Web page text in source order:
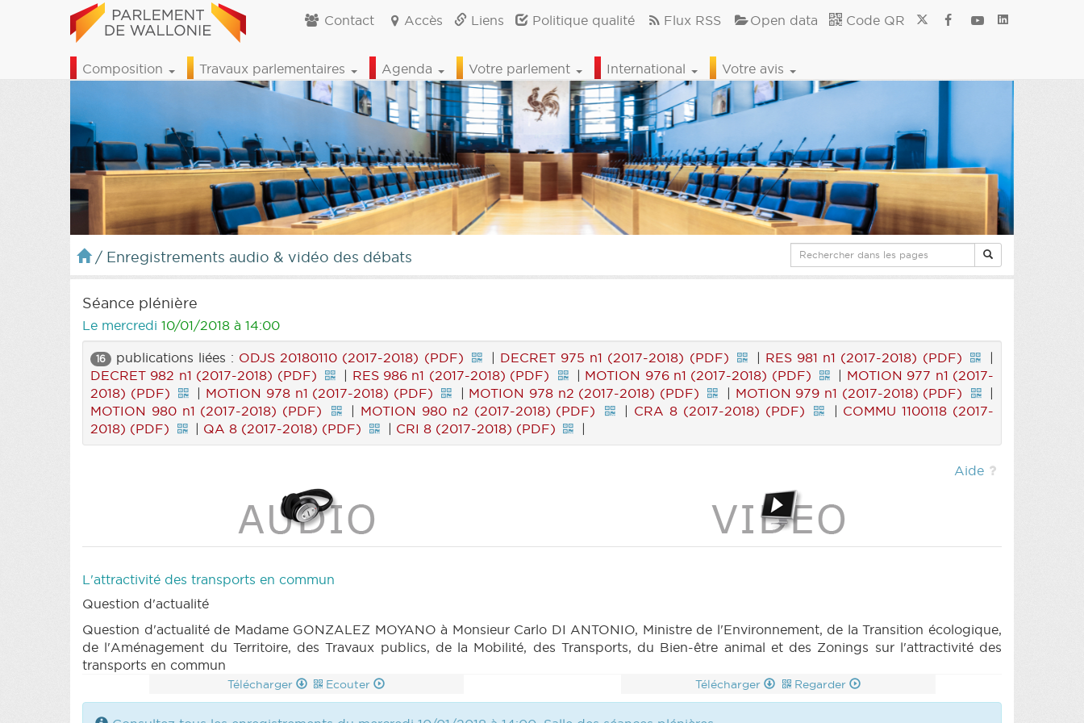
Contact Accès Liens Politique qualité Flux RSS Open data Code QR
Composition Travaux parlementaires Agenda Votre parlement International Votre avis
/ Enregistrements audio & vidéo des débats
Séance plénière
Le mercredi 10/01/2018 à 14:00
16 publications liées : ODJS 20180110 (2017-2018) (PDF) | DECRET 975 n1 (2017-2018) (PDF) | RES 981 n1 (2017-2018) (PDF)
|
DECRET 982 n1 (2017-2018) (PDF)
| RES 986 n1 (2017-2018) (PDF) | MOTION 976 n1 (2017-2018) (PDF) | MOTION 977 n1 (2017-
2018) (PDF)
| MOTION 978 n1 (2017-2018) (PDF) | MOTION 978 n2 (2017-2018) (PDF) | MOTION 979 n1 (2017-2018) (PDF)
|
MOTION 980 n1 (2017-2018) (PDF)
| MOTION 980 n2 (2017-2018) (PDF) | CRA 8 (2017-2018) (PDF) | COMMU 1100118 (2017-
2018) (PDF)
| QA 8 (2017-2018) (PDF) | CRI 8 (2017-2018) (PDF) |
Aide
L'attractivité des transports en commun
Question d'actualité
Question d'actualité de Madame GONZALEZ MOYANO à Monsieur Carlo DI ANTONIO, Ministre de l'Environnement, de la Transition écologique,
de l'Aménagement du Territoire, des Travaux publics, de la Mobilité, des Transports, du Bien-être animal et des Zonings sur l'attractivité des
transports en commun
Télécharger Ecouter Télécharger Regarder